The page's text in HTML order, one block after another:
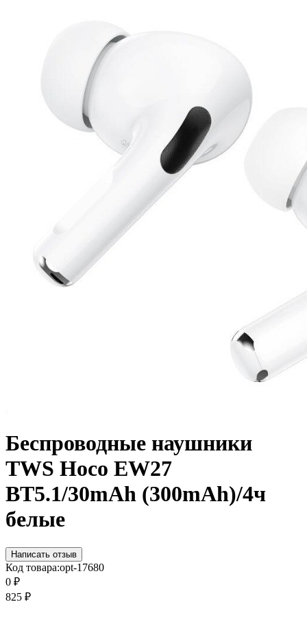
Беспроводные наушники
TWS Hoco EW27
BT5.1/30mAh (300mAh)/4ч
белые
Написать отзыв
Код товара:opt-17680
0 ₽
825 ₽